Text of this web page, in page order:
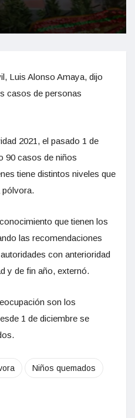
Luis Alonso Amaya, dijo
casos de personas
2021, el pasado 1 de
90 casos de niños
tiene distintos niveles que
pólvora.
que tienen los
las recomendaciones
con anterioridad
y de fin año, externó.
son los
1 de diciembre se
Niños quemados